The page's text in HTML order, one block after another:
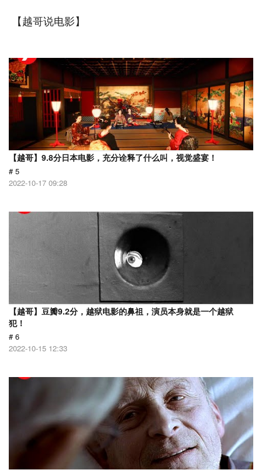
【越哥说电影】
【越哥】9.8分日本电影，充分诠释了什么叫，视觉盛宴！
# 5
2022-10-17 09:28
【越哥】豆瓣9.2分，越狱电影的鼻祖，演员本身就是一个越狱
犯！
# 6
2022-10-15 12:33